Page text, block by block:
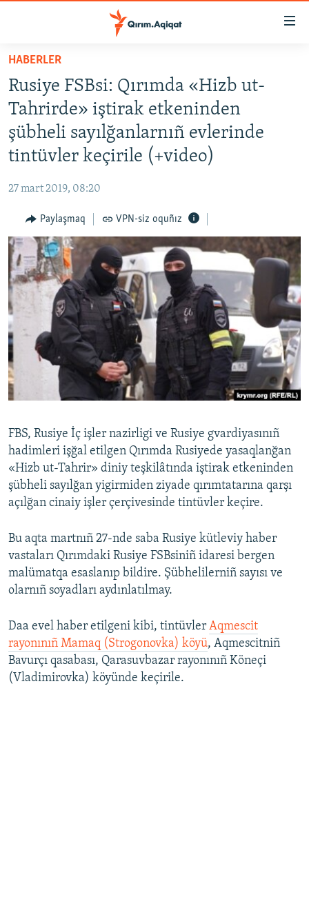
Esas
qaytmaq
Baş
navigatsiyağa
qaytmaq
Qıdıruvğa
SİYASET
İQTİSADİYAT
CEMİYET
İNSAN AQLARI
VİDEO
SÜRET
BLOGLAR
FİKİR
Русский
Українською
QOŞULIÑIZ!
RFE/RS bütün saytları
HABERLER
Rusiye FSBsi: Qırımda «Hizb ut-
Tahrirde» iştirak etkeninden
şübheli sayılğanlarnıñ evlerinde
tintüvler keçirile (+video)
27 mart 2019, 08:20
Paylaşmaq VPN-siz oquñız
FBS, Rusiye İç işler nazirligi ve Rusiye gvardiyasınıñ
hadimleri işğal etilgen Qırımda Rusiyede yasaqlanğan
«Hizb ut-Tahrir» diniy teşkilâtında iştirak etkeninden
şübheli sayılğan yigirmiden ziyade qırımtatarına qarşı
açılğan cinaiy işler çerçivesinde tintüvler keçire.
Bu aqta martnıñ 27-nde saba Rusiye kütleviy haber
vastaları Qırımdaki Rusiye FSBsiniñ idaresi bergen
malümatqa esaslanıp bildire. Şübhelilerniñ sayısı ve
olarnıñ soyadları aydınlatılmay.
Daa evel haber etilgeni kibi, tintüvler Aqmescit
rayonınıñ Mamaq (Strogonovka) köyü, Aqmescitniñ
Bavurçı qasabası, Qarasuvbazar rayonınıñ Köneçi
(Vladimirovka) köyünde keçirile.